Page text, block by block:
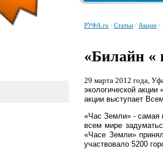
РУФА.ru / Статьи / Акции /
«Билайн «
29 марта 2012 года,
экологической
акции выступает
«Час Земли» - самая
всем мире
«Часе Земли»
участвовало 5200